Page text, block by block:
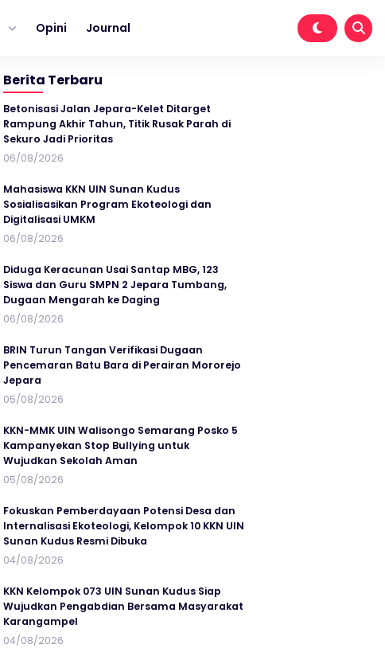
Opini Journal
Berita Terbaru
Betonisasi Jalan Jepara-Kelet Ditarget
Rampung Akhir Tahun, Titik Rusak Parah di
Sekuro Jadi Prioritas
06/08/2026
Mahasiswa KKN UIN Sunan Kudus
Sosialisasikan Program Ekoteologi dan
Digitalisasi UMKM
06/08/2026
Diduga Keracunan Usai Santap MBG, 123
Siswa dan Guru SMPN 2 Jepara Tumbang,
Dugaan Mengarah ke Daging
06/08/2026
BRIN Turun Tangan Verifikasi Dugaan
Pencemaran Batu Bara di Perairan Mororejo
Jepara
05/08/2026
KKN-MMK UIN Walisongo Semarang Posko 5
Kampanyekan Stop Bullying untuk
Wujudkan Sekolah Aman
05/08/2026
Fokuskan Pemberdayaan Potensi Desa dan
Internalisasi Ekoteologi, Kelompok 10 KKN UIN
Sunan Kudus Resmi Dibuka
04/08/2026
KKN Kelompok 073 UIN Sunan Kudus Siap
Wujudkan Pengabdian Bersama Masyarakat
Karangampel
04/08/2026